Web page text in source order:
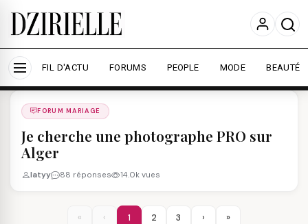
Nous utilisons des cookies pour améliorer votre
expérience et mesurer l'audience.
En savoir plus
Accepter tout Personnaliser
FIL D'ACTU FORUMS PEOPLE MODE BEAUTÉ
Forums
FORUM MARIAGE
Je cherche une photographe PRO sur
Alger
latyy 88 réponses 14.0k vues
« ‹ 1 2 3 › »